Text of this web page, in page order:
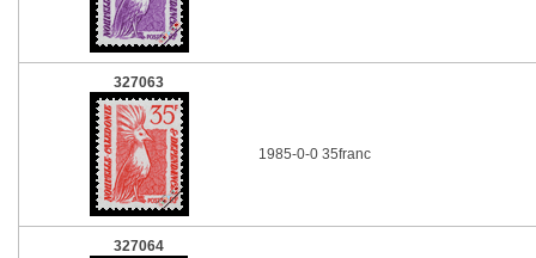
327063
1985-0-0 35franc
327064